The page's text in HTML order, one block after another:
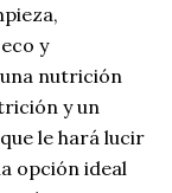
y
nutrición
y un
le hará lucir
opción ideal